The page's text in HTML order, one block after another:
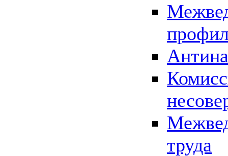
труда